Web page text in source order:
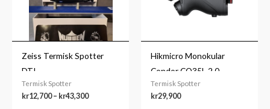
Zeiss Termisk Spotter
DTI
Termisk Spotter
kr12,700– kr43,300
Hikmicro Monokular
Condor CQ35L 2.0
Termisk Spotter
kr29,900